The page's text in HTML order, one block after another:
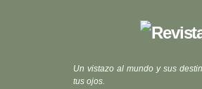
Un vistazo al mundo y sus
tus ojos.